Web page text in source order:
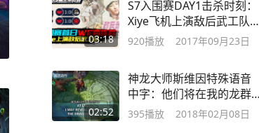
03:18
S7入围赛DAY1击杀时刻：
Xiye飞机上演敌后武工队智
商绕后
920播放 2017年09月23日
02:52
神龙大师斯维因特殊语音
中字：他们将在我的龙群
面前动摇
395播放 2018年02月08日